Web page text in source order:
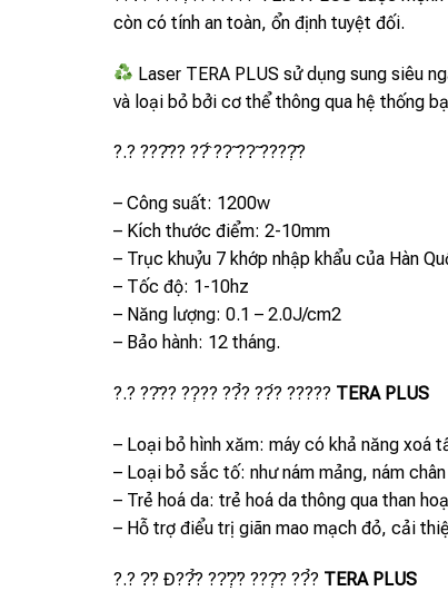
còn có tính an toàn, ổn định tuyệt đối.
Laser TERA PLUS sử dụng sung siêu
và loại bỏ bởi cơ thể thông qua hệ thống
?.? ???̂?? ??̂́ ??̃ ??̃ ????̣̂?
– Công suất: 1200w
– Kích thước điểm: 2-10mm
– Trục khuỷu 7 khớp nhập khẩu của Hàn
– Tốc độ: 1-10hz
– Năng lượng: 0.1 – 2.0J/cm2
– Bảo hành: 12 tháng.
?.? ??̂?? ??̣?? ??̉? ??́? ????? TERA PLUS
– Loại bỏ hình xăm: máy có khả năng xoá
– Loại bỏ sắc tố: như nám mảng, nám
– Trẻ hoá da: trẻ hoá da thông qua than
– Hỗ trợ điểu trị giãn mao mạch đỏ, cải
?.? ?̛? Đ??̂̉? ??̛?̛̣? ???̣̂? ??̉? TERA PLUS